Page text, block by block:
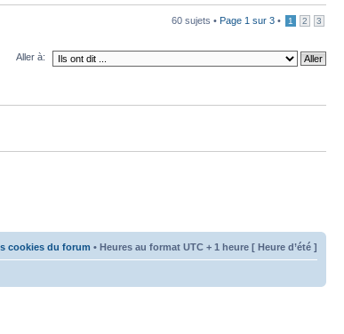
60 sujets • Page 1 sur 3 • 1 2 3
Aller à:
cookies du forum • Heures au format UTC + 1 heure [ Heure d’été ]